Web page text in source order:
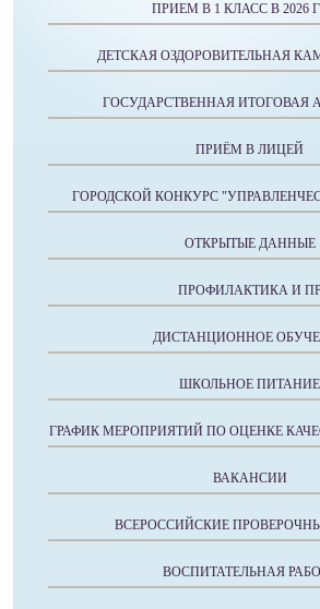
ПРИЕМ В 1 КЛАСС В 2026
ДЕТСКАЯ ОЗДОРОВИТЕЛЬНАЯ
ГОСУДАРСТВЕННАЯ ИТОГОВАЯ
ПРИЁМ В ЛИЦЕЙ
ГОРОДСКОЙ КОНКУРС
ОТКРЫТЫЕ ДАННЫЕ
ПРОФИЛАКТИКА И
ДИСТАНЦИОННОЕ
ШКОЛЬНОЕ ПИТАНИЕ
ГРАФИК МЕРОПРИЯТИЙ ПО ОЦЕНКЕ
ВАКАНСИИ
ВСЕРОССИЙСКИЕ
ВОСПИТАТЕЛЬНАЯ